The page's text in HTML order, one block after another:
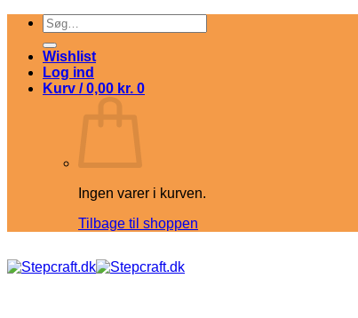
Fortsæt
indhold
Søg
efter:
Wishlist
Log ind
Kurv /0,00 kr. 0
Ingen varer i kurven.
Tilbage til shoppen